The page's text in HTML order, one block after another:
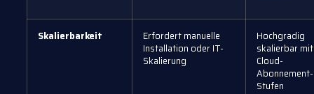
Skalierbarkeit
Erfordert manuelle
Installation oder IT-
Skalierung
Hochgradig
skalierbar mit
Cloud-
Abonnement-
Stufen